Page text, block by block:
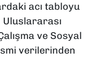
acı tabloyu
ve Sosyal
verilerinden